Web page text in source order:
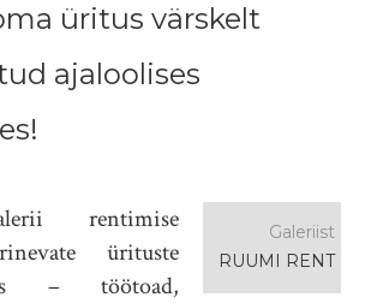
üritus värskelt
ajaloolises
Galeriist
RUUMI RENT
rentimise
ürituste
– töötoad,